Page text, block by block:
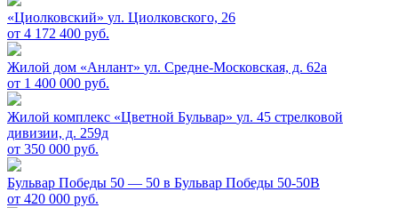
«Циолковский» ул. Циолковского, 26
от 4 172 400 руб.
Жилой дом «Анлант» ул. Средне-Московская, д. 62а
от 1 400 000 руб.
Жилой комплекс «Цветной Бульвар» ул. 45 стрелковой
дивизии, д. 259д
от 350 000 руб.
Бульвар Победы 50 — 50 в Бульвар Победы 50-50В
от 420 000 руб.